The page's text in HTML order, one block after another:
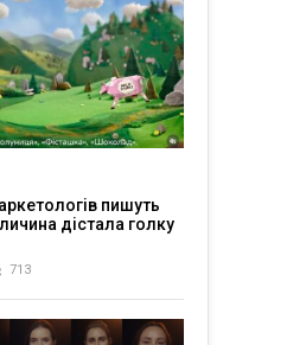
пишуть
дістала голку
713